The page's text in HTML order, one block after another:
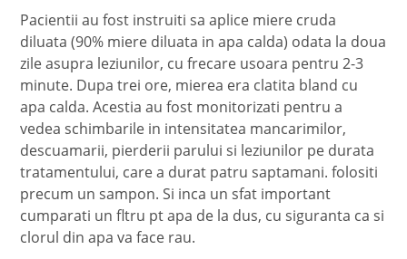
Pacientii au fost instruiti sa aplice miere cruda
diluata (90% miere diluata in apa calda) odata la doua
zile asupra leziunilor, cu frecare usoara pentru 2-3
minute. Dupa trei ore, mierea era clatita bland cu
apa calda. Acestia au fost monitorizati pentru a
vedea schimbarile in intensitatea mancarimilor,
descuamarii, pierderii parului si leziunilor pe durata
tratamentului, care a durat patru saptamani. folositi
precum un sampon. Si inca un sfat important
cumparati un fltru pt apa de la dus, cu siguranta ca si
clorul din apa va face rau.